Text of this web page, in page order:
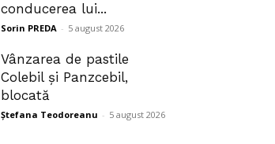
conducerea lui...
Sorin PREDA - 5 august 2026
Vânzarea de pastile
Colebil și Panzcebil,
blocată
Ștefana Teodoreanu - 5 august 2026